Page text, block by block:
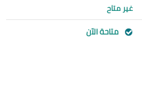
غير متاح
متاحة الآن